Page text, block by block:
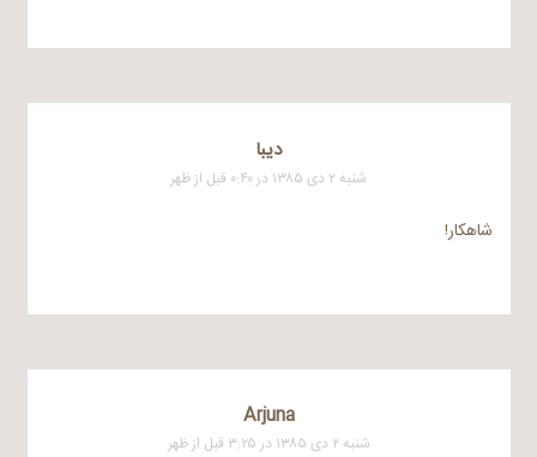
ديبا
شنبه ۲ دی ۱۳۸۵ در ۰:۴۰ قبل از ظهر
شاهکار!
Arjuna
شنبه ۲ دی ۱۳۸۵ در ۳:۲۵ قبل از ظهر